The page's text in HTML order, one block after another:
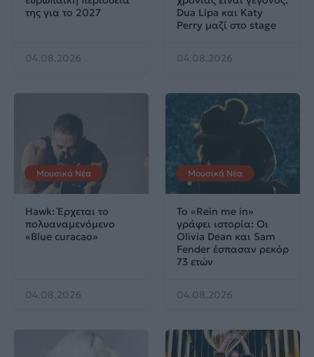
της για το 2027
04.08.2026
Dua Lipa και Katy
Perry μαζί στο stage
04.08.2026
Μουσικά Νέα
Hawk: Έρχεται το
πολυαναμενόμενο
«Blue curacao»
04.08.2026
Μουσικά Νέα
Το «Rein me in»
γράφει ιστορία: Οι
Olivia Dean και Sam
Fender έσπασαν ρεκόρ
73 ετών
04.08.2026